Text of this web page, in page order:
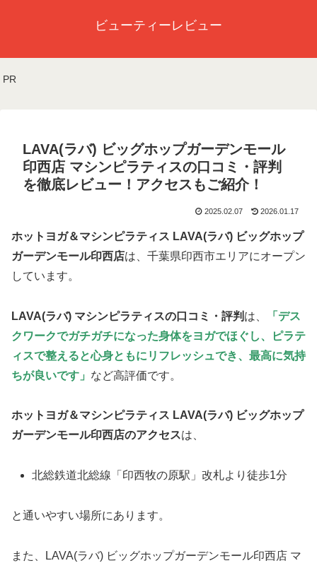
ビューティーレビュー
PR
LAVA(ラバ) ビッグホップガーデンモール
印西店 マシンピラティスの口コミ・評判
を徹底レビュー！アクセスもご紹介！
2025.02.07 2026.01.17
ホットヨガ＆マシンピラティス LAVA(ラバ) ビッグホップ
ガーデンモール印西店は、千葉県印西市エリアにオープン
しています。
LAVA(ラバ) マシンピラティスの口コミ・評判 は、
「デス
クワークでガチガチになった身体をヨガでほぐし、ピラテ
ィスで整えると心身ともにリフレッシュでき、最高に気持
ちが良いです」 など高評価です。
ホットヨガ＆マシンピラティス LAVA(ラバ) ビッグホップ
ガーデンモール印西店のアクセスは、
北総鉄道北総線「印西牧の原駅」改札より徒歩1分
と通いやすい場所にあります。
また、LAVA(ラバ) ビッグホップガーデンモール印西店 マ